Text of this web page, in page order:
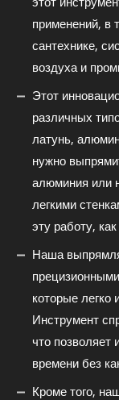
применений, в
сантехнике,
воздуха и
Этот
различных
латунь,
нужно
алюминия или
легкими
эту работу,
Наша
которые легко
Инструмент
что позволяет
времени без
Кроме того,